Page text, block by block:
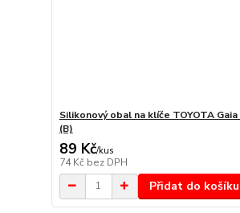
Silikonový obal na klíče TOYOTA
(B)
89 Kč/kus
74 Kč bez DPH
Přidat do košíku